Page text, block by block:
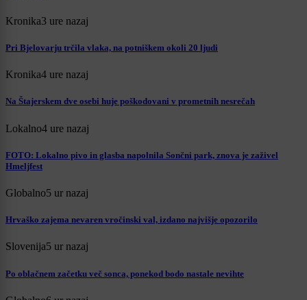
Kronika3 ure nazaj
Pri Bjelovarju trčila vlaka, na potniškem okoli 20 ljudi
Kronika4 ure nazaj
Na Štajerskem dve osebi huje poškodovani v prometnih nesrečah
Lokalno4 ure nazaj
FOTO: Lokalno pivo in glasba napolnila Sončni park, znova je zaživel
Hmeljfest
Globalno5 ur nazaj
Hrvaško zajema nevaren vročinski val, izdano najvišje opozorilo
Slovenija5 ur nazaj
Po oblačnem začetku več sonca, ponekod bodo nastale nevihte